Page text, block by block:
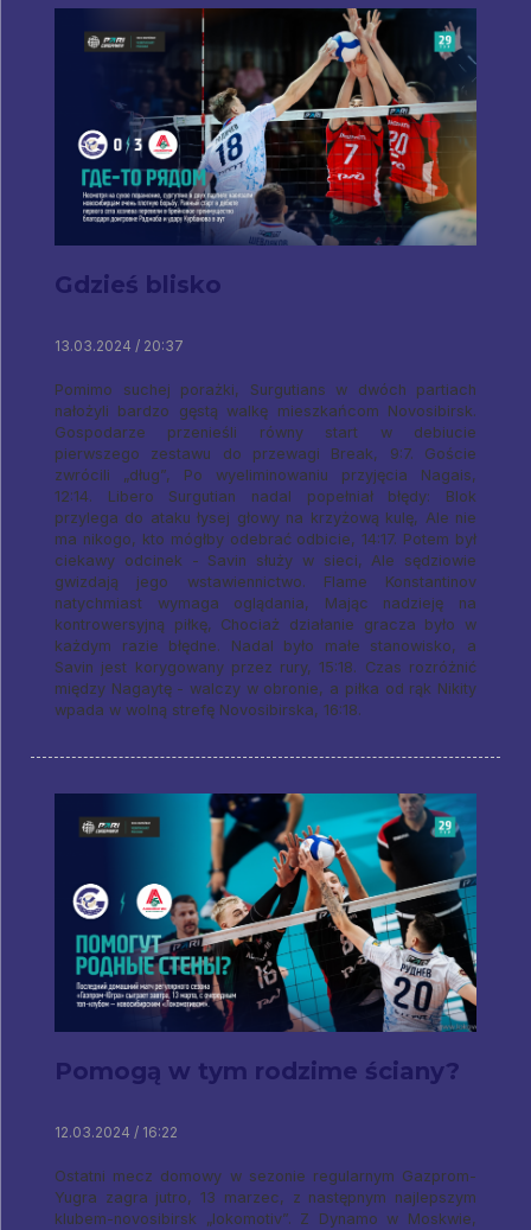
Gdzieś blisko
13.03.2024 / 20:37
Pomimo suchej porażki, Surgutians w dwóch partiach
nałożyli bardzo gęstą walkę mieszkańcom Novosibirsk.
Gospodarze przenieśli równy start w debiucie
pierwszego zestawu do przewagi Break, 9:7. Goście
zwrócili „dług”, Po wyeliminowaniu przyjęcia Nagais,
12:14. Libero Surgutian nadal popełniał błędy: Blok
przylega do ataku łysej głowy na krzyżową kulę, Ale nie
ma nikogo, kto mógłby odebrać odbicie, 14:17. Potem był
ciekawy odcinek - Savin służy w sieci, Ale sędziowie
gwizdają jego wstawiennictwo. Flame Konstantinov
natychmiast wymaga oglądania, Mając nadzieję na
kontrowersyjną piłkę, Chociaż działanie gracza było w
każdym razie błędne. Nadal było małe stanowisko, a
Savin jest korygowany przez rury, 15:18. Czas rozróżnić
między Nagaytę - walczy w obronie, a piłka od rąk Nikity
wpada w wolną strefę Novosibirska, 16:18.
Pomogą w tym rodzime ściany?
12.03.2024 / 16:22
Ostatni mecz domowy w sezonie regularnym Gazprom-
Yugra zagra jutro, 13 marzec, z następnym najlepszym
klubem-novosibirsk „lokomotiv”. Z Dynamo w Moskwie,